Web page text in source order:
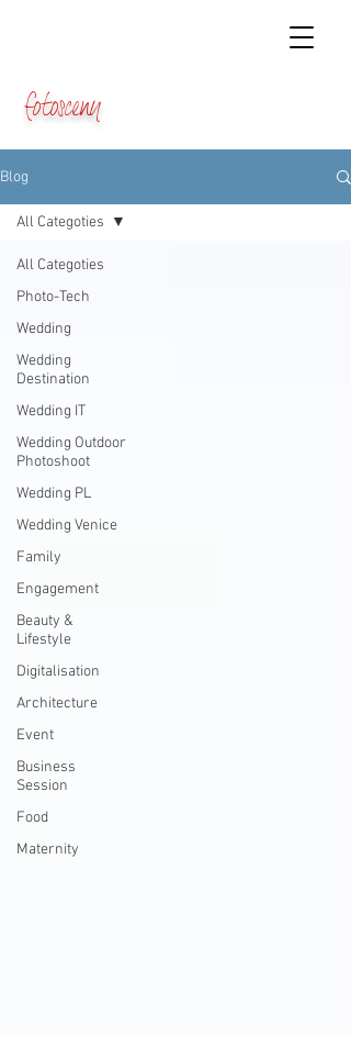
fotosceny
Blog
All Categoties
Photo-Tech
Wedding
Wedding
Destination
Wedding IT
Wedding Outdoor
Photoshoot
Wedding PL
Wedding Venice
Family
Engagement
Beauty &
Lifestyle
Digitalisation
Architecture
Event
Business
Session
Food
Maternity
All Categoties